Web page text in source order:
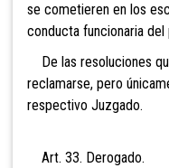
se cometieren en los
conducta funcionaria
De las resoluciones
reclamarse, pero
respectivo Juzgado.
Art. 33. Derogado.